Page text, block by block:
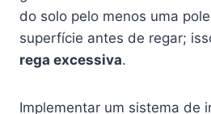
do solo pelo menos uma
superfície antes de regar;
rega excessiva.
Implementar um sistema de